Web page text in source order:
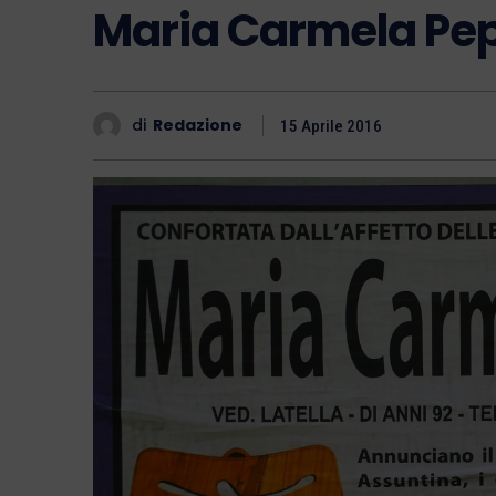
Maria Carmela
di Redazione 15 Aprile 2016